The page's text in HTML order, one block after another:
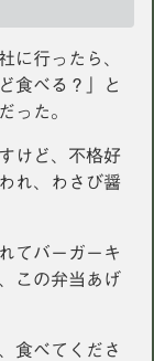
に行ったら、
食べる？」と
った。
けど、不格好
れ、わさび醤
てバーガーキ
この弁当あげ
食べてくださ